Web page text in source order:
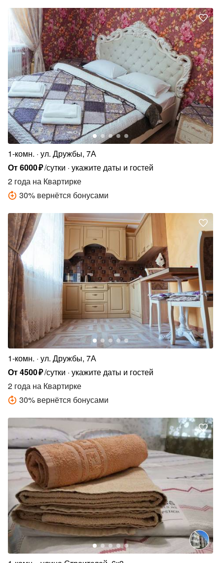
1-комн. ул. Дружбы, 7А
От6000₽/сутки укажите даты и гостей
2 года на Квартирке
30% вернётся бонусами
1-комн. ул. Дружбы, 7А
От4500₽/сутки укажите даты и гостей
2 года на Квартирке
30% вернётся бонусами